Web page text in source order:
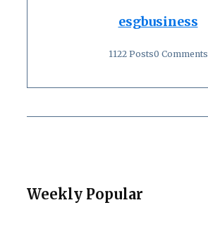
esgbusiness
1122 Posts0 Comments
Weekly Popular